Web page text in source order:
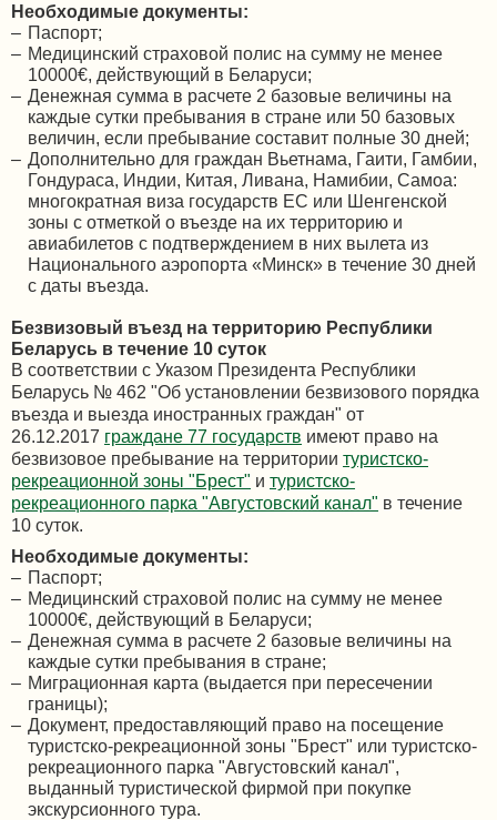
Необходимые документы:
Паспорт;
Медицинский страховой полис на сумму не менее
10000€, действующий в Беларуси;
Денежная сумма в расчете 2 базовые величины на
каждые сутки пребывания в стране или 50 базовых
величин, если пребывание составит полные 30 дней;
Дополнительно для граждан Вьетнама, Гаити, Гамбии,
Гондураса, Индии, Китая, Ливана, Намибии, Самоа:
многократная виза государств ЕС или Шенгенской
зоны с отметкой о въезде на их территорию и
авиабилетов с подтверждением в них вылета из
Национального аэропорта «Минск» в течение 30 дней
с даты въезда.
Безвизовый въезд на территорию Республики
Беларусь в течение 10 суток
В соответствии с Указом Президента Республики
Беларусь № 462 "Об установлении безвизового порядка
въезда и выезда иностранных граждан" от
26.12.2017 граждане 77 государств имеют право на
безвизовое пребывание на территории туристско-
рекреационной зоны "Брест" и туристско-
рекреационного парка "Августовский канал" в течение
10 суток.
Необходимые документы:
Паспорт;
Медицинский страховой полис на сумму не менее
10000€, действующий в Беларуси;
Денежная сумма в расчете 2 базовые величины на
каждые сутки пребывания в стране;
Миграционная карта (выдается при пересечении
границы);
Документ, предоставляющий право на посещение
туристско-рекреационной зоны "Брест" или туристско-
рекреационного парка "Августовский канал",
выданный туристической фирмой при покупке
экскурсионного тура.